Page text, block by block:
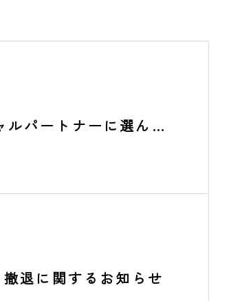
パートナーに選んで
退に関するお知らせ